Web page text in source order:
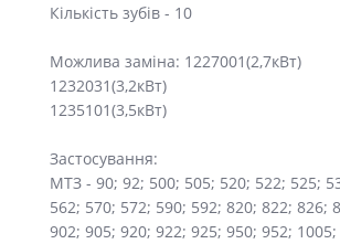
Кількість зубів - 10
Можлива заміна: 1227001(2,7кВт)
1232031(3,2кВт)
1235101(3,5кВт)
Застосування:
МТЗ - 90; 92; 500; 505; 520; 522; 525;
562; 570; 572; 590; 592; 820; 822; 826;
902; 905; 920; 922; 925; 950; 952;